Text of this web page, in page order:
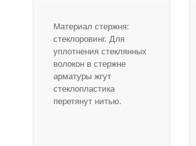
Материал стержня:
стеклоровинг. Для
уплотнения стеклянных
волокон в стержне
арматуры жгут
стеклопластика
перетянут нитью.